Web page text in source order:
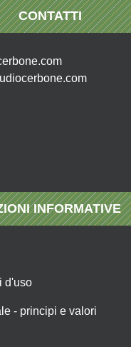
CONTATTI
INFORMATIVE
d'uso
- principi e valori